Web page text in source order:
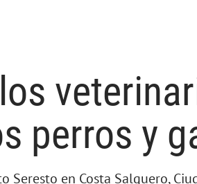
perros y
Seresto en Costa Salguero,